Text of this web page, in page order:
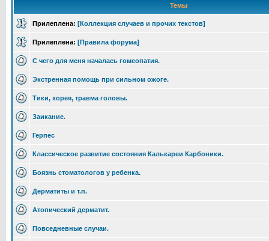
Темы
Прилеплена: [Коллекция случаев и прочих текстов]
Прилеплена: [Правила форума]
С чего для меня началась гомеопатия.
Экстренная помощь при сильном ожоге.
Тики, хорея, травма головы.
Заикание.
Герпес
Классическое развитие состояния Калькареи Карбоники.
Боязнь стоматологов у ребенка.
Дерматиты и т.п.
Атопический дерматит.
Повседневные случаи.